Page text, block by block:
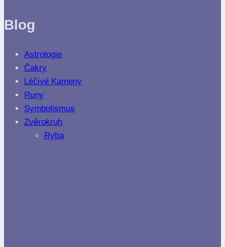
Blog
Astrologie
Čakry
Léčivé Kameny
Runy
Symbolismus
Zvěrokruh
Ryba